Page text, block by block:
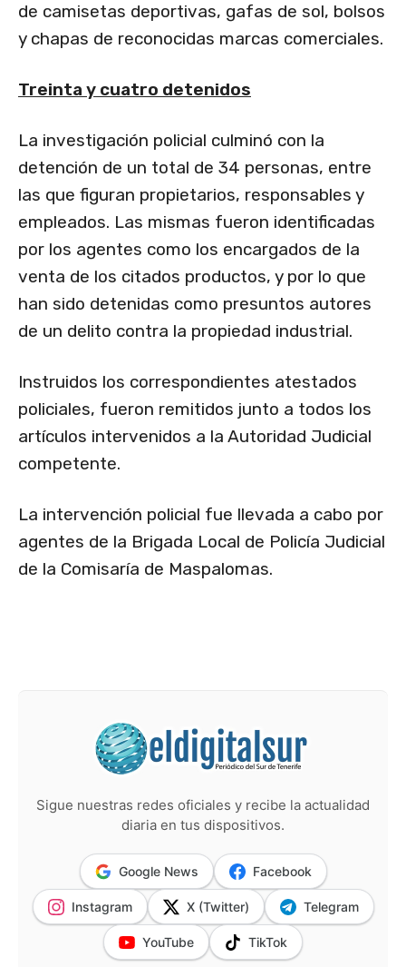
de camisetas deportivas, gafas de sol, bolsos
y chapas de reconocidas marcas comerciales.
Treinta y cuatro detenidos
La investigación policial culminó con la
detención de un total de 34 personas, entre
las que figuran propietarios, responsables y
empleados. Las mismas fueron identificadas
por los agentes como los encargados de la
venta de los citados productos, y por lo que
han sido detenidas como presuntos autores
de un delito contra la propiedad industrial.
Instruidos los correspondientes atestados
policiales, fueron remitidos junto a todos los
artículos intervenidos a la Autoridad Judicial
competente.
La intervención policial fue llevada a cabo por
agentes de la Brigada Local de Policía Judicial
de la Comisaría de Maspalomas.
Sigue nuestras redes oficiales y recibe la actualidad
diaria en tus dispositivos.
Google News Facebook
Instagram X (Twitter) Telegram
YouTube TikTok